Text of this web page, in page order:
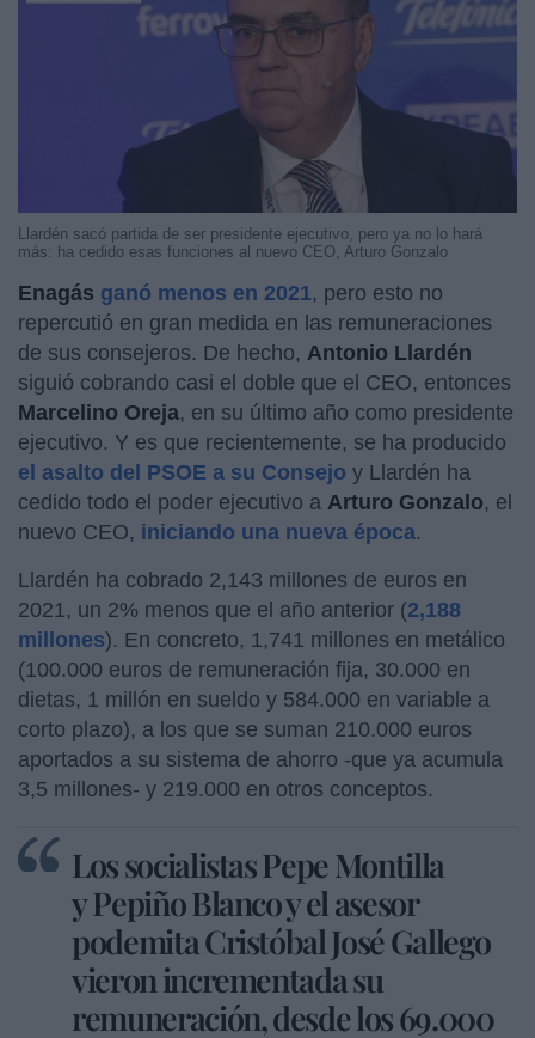
Llardén sacó partida de ser presidente ejecutivo, pero ya no lo hará
más: ha cedido esas funciones al nuevo CEO, Arturo Gonzalo
Enagás ganó menos en 2021, pero esto no
repercutió en gran medida en las remuneraciones
de sus consejeros. De hecho, Antonio Llardén
siguió cobrando casi el doble que el CEO, entonces
Marcelino Oreja, en su último año como presidente
ejecutivo. Y es que recientemente, se ha producido
el asalto del PSOE a su Consejo y Llardén ha
cedido todo el poder ejecutivo a Arturo Gonzalo, el
nuevo CEO, iniciando una nueva época.
Llardén ha cobrado 2,143 millones de euros en
2021, un 2% menos que el año anterior (2,188
millones). En concreto, 1,741 millones en metálico
(100.000 euros de remuneración fija, 30.000 en
dietas, 1 millón en sueldo y 584.000 en variable a
corto plazo), a los que se suman 210.000 euros
aportados a su sistema de ahorro -que ya acumula
3,5 millones- y 219.000 en otros conceptos.
Los socialistas Pepe Montilla
y Pepiño Blanco y el asesor
podemita Cristóbal José Gallego
vieron incrementada su
remuneración, desde los 69.000